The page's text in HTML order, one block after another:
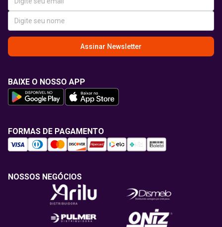
Assinar Newsletter
BAIXE O NOSSO APP
FORMAS DE PAGAMENTO
NOSSOS NEGÓCIOS